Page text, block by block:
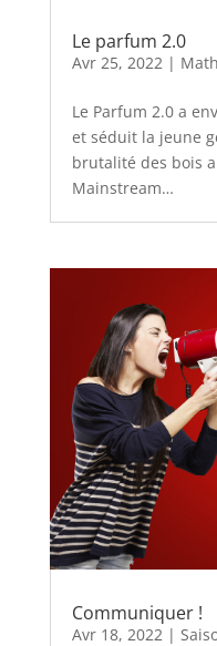
Le parfum 2.0
Avr 25, 2022|
Le Parfum 2.0 a
et séduit la jeune
brutalité des bois
Mainstream…
Communiquer !
Avr 18, 2022 |